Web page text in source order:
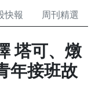
快報 周刊精選
塔可、燉
年接班故